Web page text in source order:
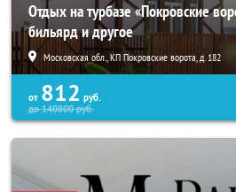
Отдых на турбазе «Покровские
бильярд и другое
Московская обл., КП Покровские ворота, д. 182
от 812 руб.
до140800руб.